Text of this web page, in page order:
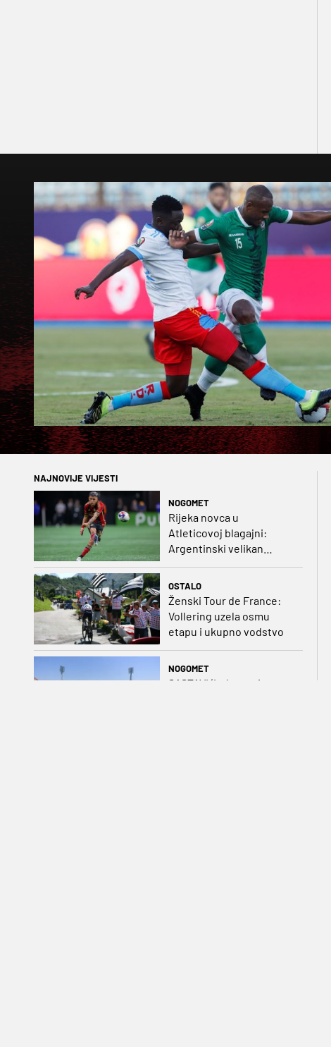
NAJNOVIJE VIJESTI
NOGOMET
Rijeka novca u
Atleticovoj blagajni:
Argentinski velikan
doveo Almadu i oborio
OSTALO
Ženski Tour de France:
Vollering uzela osmu
etapu i ukupno vodstvo
NOGOMET
SASTAVI (Lokomotiva -